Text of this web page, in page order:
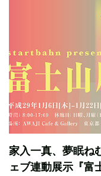
家入一真、夢眠ね
ェブ連動展示『富